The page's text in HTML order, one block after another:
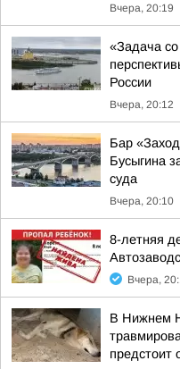
Вчера, 20:19
«Задача
России
Вчера, 20:12
Бар
Бусыгина
суда
Вчера, 20:10
8-летняя
Вчера,
В Нижнем
предстоит